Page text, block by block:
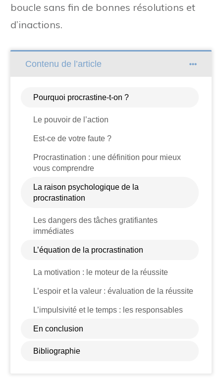
boucle sans fin de bonnes résolutions et
d’inactions.
Contenu de l’article
Pourquoi procrastine-t-on ?
Le pouvoir de l’action
Est-ce de votre faute ?
Procrastination : une définition pour mieux
vous comprendre
La raison psychologique de la
procrastination
Les dangers des tâches gratifiantes
immédiates
L’équation de la procrastination
La motivation : le moteur de la réussite
L’espoir et la valeur : évaluation de la réussite
L’impulsivité et le temps : les responsables
En conclusion
Bibliographie